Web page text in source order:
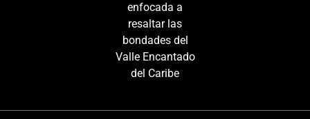
enfocada a
resaltar las
bondades del
Valle Encantado
del Caribe